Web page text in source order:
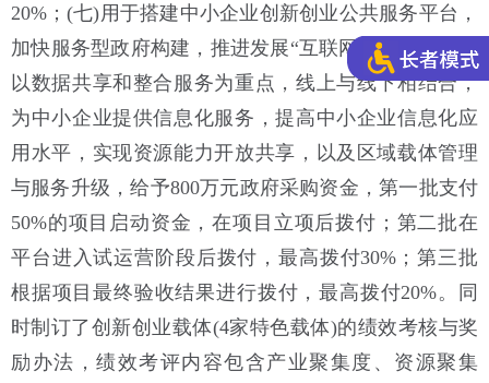
20%；(七)用于搭建中小企业创新创业公共服务平台，
加快服务型政府构建，推进发展“互联网+中小企业”，
以数据共享和整合服务为重点，线上与线下相结合，
为中小企业提供信息化服务，提高中小企业信息化应
用水平，实现资源能力开放共享，以及区域载体管理
与服务升级，给予800万元政府采购资金，第一批支付
50%的项目启动资金，在项目立项后拨付；第二批在
平台进入试运营阶段后拨付，最高拨付30%；第三批
根据项目最终验收结果进行拨付，最高拨付20%。同
时制订了创新创业载体(4家特色载体)的绩效考核与奖
励办法，绩效考评内容包含产业聚集度、资源聚集